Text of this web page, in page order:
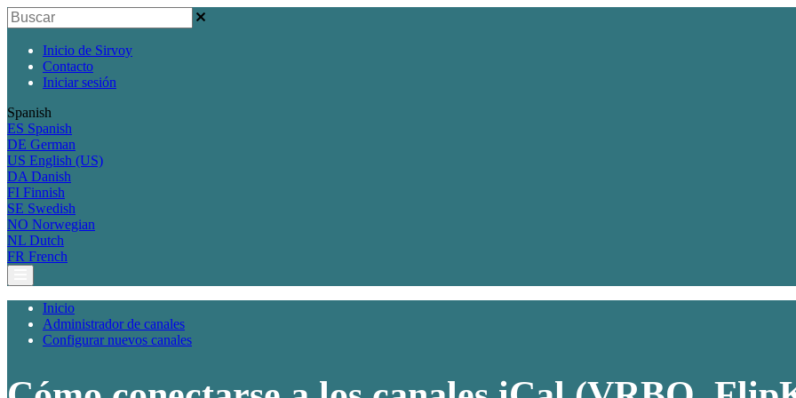
Inicio de Sirvoy
Contacto
Iniciar sesión
Spanish
ES Spanish
DE German
US English (US)
DA Danish
FI Finnish
SE Swedish
NO Norwegian
NL Dutch
FR French
Inicio
Administrador de canales
Configurar nuevos canales